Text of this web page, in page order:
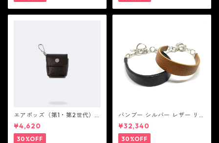
エアポッズ（第1・第2世代）
ポーチ：BANDOLIER バンド
リヤー
¥4,620
30%OFF
バンブー シルバー レザー リン
ク ステーション ブレスレッ
ト：JOHN HARDY ジョン ハ
ーディー
¥32,340
30%OFF